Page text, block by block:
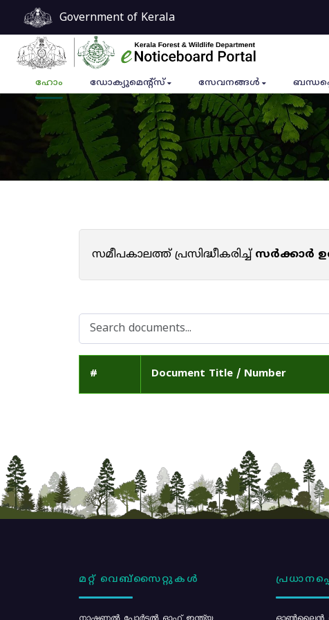
Government of Kerala
ഹോം ഡോക്യുമെൻ്റ്സ് സേവനങ്ങൾ
സമീപകാലത്ത് പ്രസിദ്ധീകരിച്ച്സർക്കാർ
# Document Title / Number
മറ്റ് വെബ്സൈറ്റുകൾ
നാഷണൽ പോർട്ടൽ ഓഫ് ഇന്ത്യ ഓൺലൈൻ